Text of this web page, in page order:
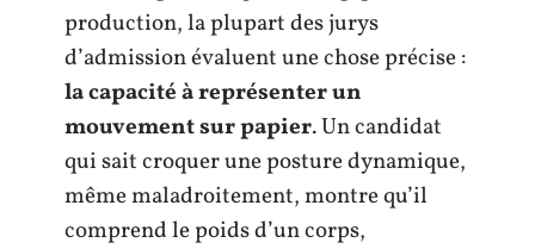
production, la plupart des jurys
d’admission évaluent une chose précise :
la capacité à représenter un
mouvement sur papier. Un candidat
qui sait croquer une posture dynamique,
même maladroitement, montre qu’il
comprend le poids d’un corps,